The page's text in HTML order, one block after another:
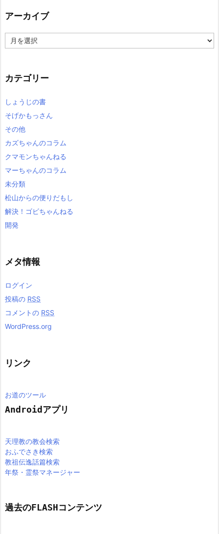
アーカイブ
ー
ブ
カテゴリー
しょうじの書
そげかもっさん
その他
カズちゃんのコラム
クマモンちゃんねる
マーちゃんのコラム
未分類
松山からの便りだもし
解決！ゴビちゃんねる
開発
メタ情報
ログイン
投稿の RSS
コメントの RSS
WordPress.org
リンク
お道のツール
Androidアプリ
天理教の教会検索
おふでさき検索
教祖伝逸話篇検索
年祭・霊祭マネージャー
過去のFLASHコンテンツ